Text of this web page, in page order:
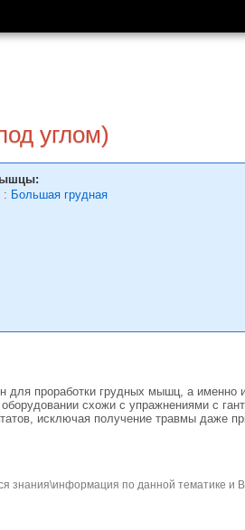
углом)
: Большая грудная
проработки грудных мышц, а именно
схожи с упражнениями с
исключая получение травмы даже
знания\информация по данной тематике и